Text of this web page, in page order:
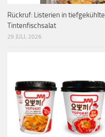
Rückruf: Listerien in
Tintenfischsalat
29 JULI, 2026